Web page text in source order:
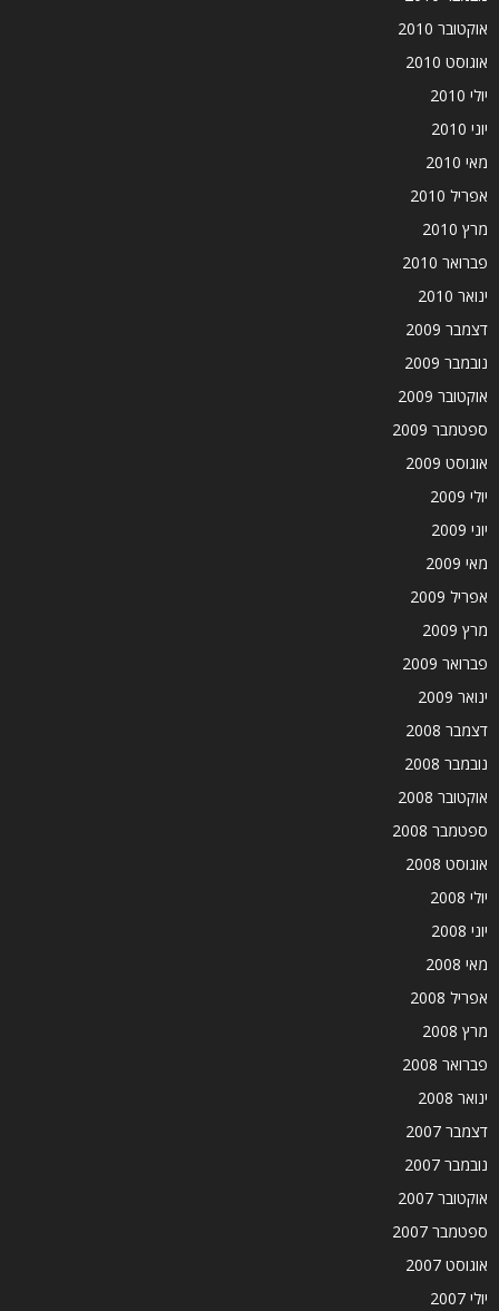
אוקטובר 2010
אוגוסט 2010
יולי 2010
יוני 2010
מאי 2010
אפריל 2010
מרץ 2010
פברואר 2010
ינואר 2010
דצמבר 2009
נובמבר 2009
אוקטובר 2009
ספטמבר 2009
אוגוסט 2009
יולי 2009
יוני 2009
מאי 2009
אפריל 2009
מרץ 2009
פברואר 2009
ינואר 2009
דצמבר 2008
נובמבר 2008
אוקטובר 2008
ספטמבר 2008
אוגוסט 2008
יולי 2008
יוני 2008
מאי 2008
אפריל 2008
מרץ 2008
פברואר 2008
ינואר 2008
דצמבר 2007
נובמבר 2007
אוקטובר 2007
ספטמבר 2007
אוגוסט 2007
יולי 2007